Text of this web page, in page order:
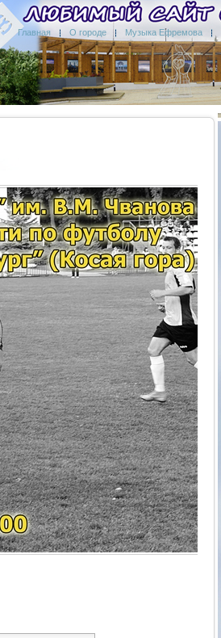
Главная О городе Музыка Ефремова